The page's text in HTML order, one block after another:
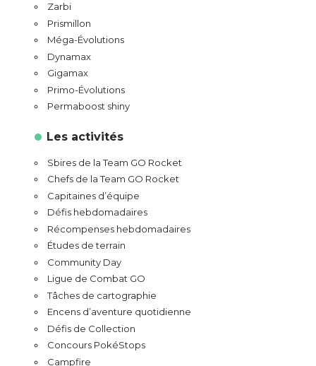
Zarbi
Prismillon
Méga-Évolutions
Dynamax
Gigamax
Primo-Évolutions
Permaboost shiny
Les activités
Sbires de la Team GO Rocket
Chefs de la Team GO Rocket
Capitaines d’équipe
Défis hebdomadaires
Récompenses hebdomadaires
Études de terrain
Community Day
Ligue de Combat GO
Tâches de cartographie
Encens d’aventure quotidienne
Défis de Collection
Concours PokéStops
Campfire